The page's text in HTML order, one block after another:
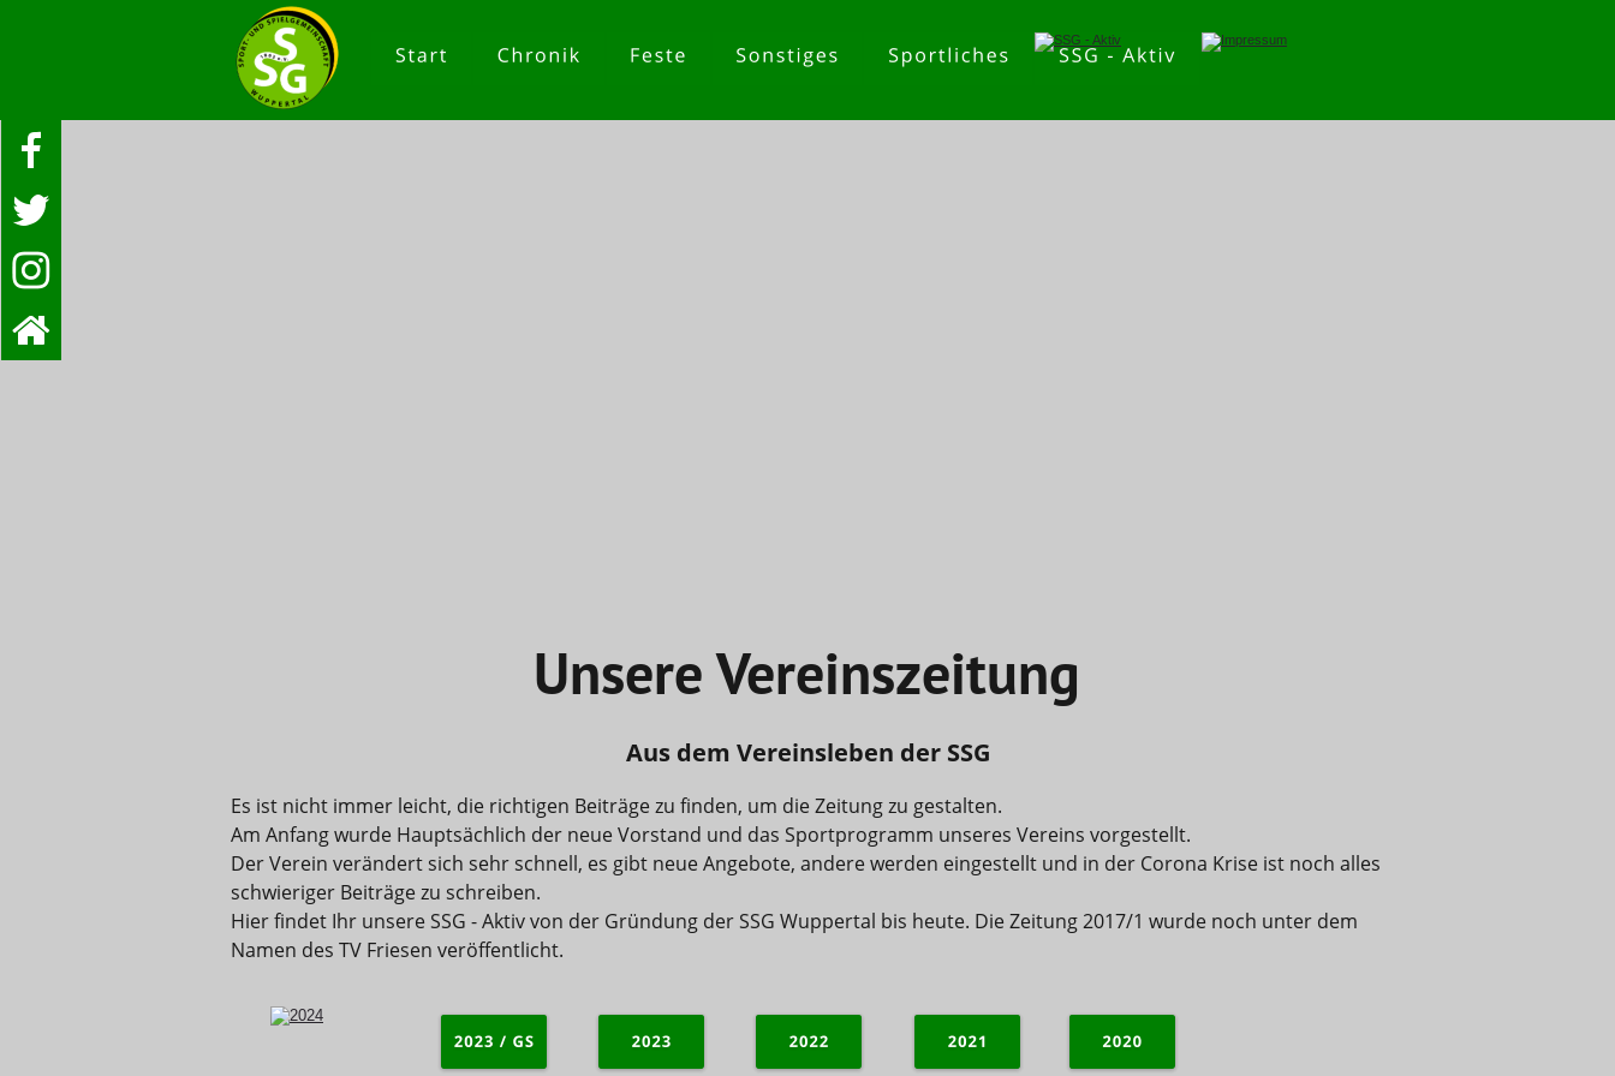
Unsere Vereinszeitung
Aus dem Vereinsleben der SSG
Es ist nicht immer leicht, die richtigen Beiträge zu finden, um die Zeitung zu gestalten.
Am Anfang wurde Hauptsächlich der neue Vorstand und das Sportprogramm unseres Vereins vorgestellt.
Der Verein verändert sich sehr schnell, es gibt neue Angebote, andere werden eingestellt und in der Corona Krise ist noch alles
schwieriger Beiträge zu schreiben.
Hier findet Ihr unsere SSG - Aktiv von der Gründung der SSG Wuppertal bis heute. Die Zeitung 2017/1 wurde noch unter dem
Namen des TV Friesen veröffentlicht.